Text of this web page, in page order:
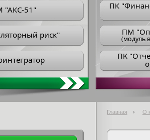
"АКС-51"
риск"
ПК
ПM
(модуль
ПK
Главная О